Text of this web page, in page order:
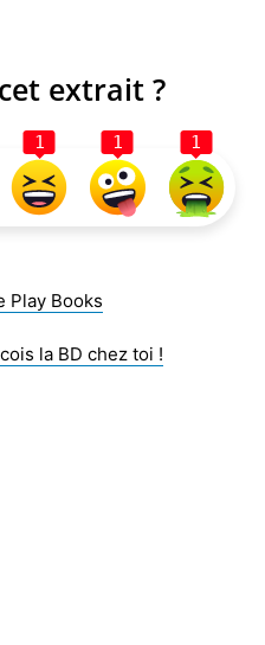
extrait ?
1 1 1
Play Books
la BD chez toi !